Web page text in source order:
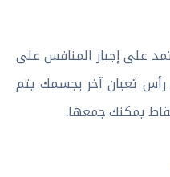
على إجبار المنافس على
ثعبان آخر بجسمك يتم
يمكنك جمعها.